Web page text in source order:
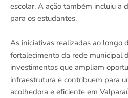
escolar. A ação também incluiu a
para os estudantes.
As iniciativas realizadas ao longo
fortalecimento da rede municipal
investimentos que ampliam
infraestrutura e contribuem para
acolhedora e eficiente em